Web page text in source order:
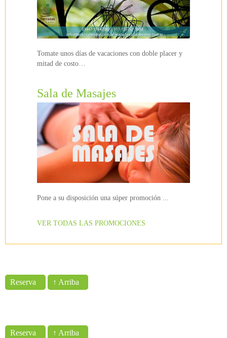
Tomate unos días de vacaciones con doble placer y
mitad de costo…
Sala de Masajes
Pone a su disposición una súper promoción ...
VER TODAS LAS PROMOCIONES
Reserva ↑ Arriba
Reserva ↑ Arriba